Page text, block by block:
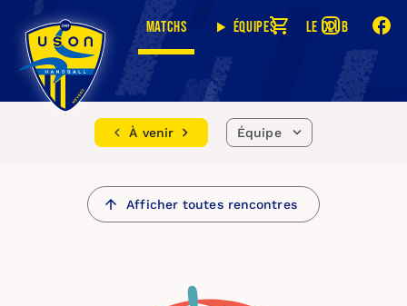
Matchs Équipes Le club
À venir Équipe
Afficher toutes rencontres